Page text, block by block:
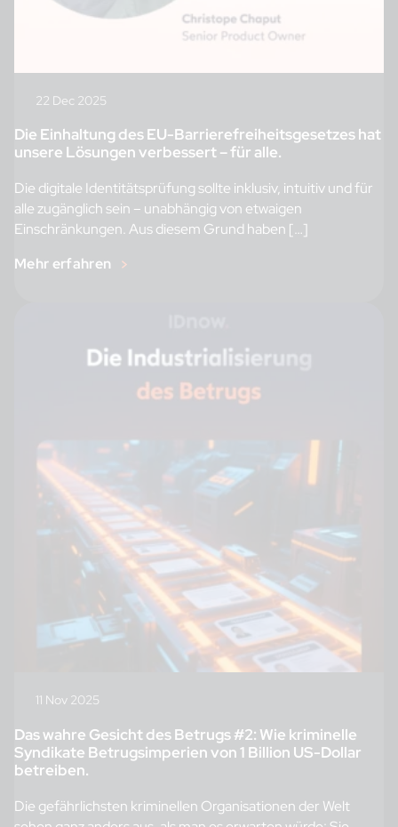
22 Dec 2025
Die Einhaltung des EU-Barrierefreiheitsgesetzes hat
unsere Lösungen verbessert – für alle.
Die digitale Identitätsprüfung sollte inklusiv, intuitiv und für
alle zugänglich sein – unabhängig von etwaigen
Einschränkungen. Aus diesem Grund haben […]
Mehr erfahren
11 Nov 2025
Das wahre Gesicht des Betrugs #2: Wie kriminelle
Syndikate Betrugsimperien von 1 Billion US-Dollar
betreiben.
Die gefährlichsten kriminellen Organisationen der Welt